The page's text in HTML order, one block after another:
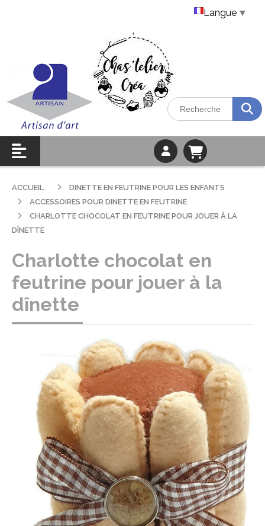
ACCUEIL
DINETTE EN FEUTRINE POUR LES ENFANTS
ACCESSOIRES POUR DINETTE EN FEUTRINE
CHARLOTTE CHOCOLAT EN FEUTRINE POUR JOUER À LA
DÎNETTE
Charlotte chocolat en
feutrine pour jouer à la
dînette
Langue ▼